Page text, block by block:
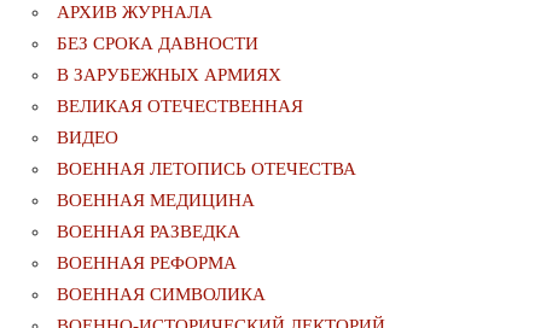
АРХИВ ЖУРНАЛА
БЕЗ СРОКА ДАВНОСТИ
В ЗАРУБЕЖНЫХ АРМИЯХ
ВЕЛИКАЯ ОТЕЧЕСТВЕННАЯ
ВИДЕО
ВОЕННАЯ ЛЕТОПИСЬ ОТЕЧЕСТВА
ВОЕННАЯ МЕДИЦИНА
ВОЕННАЯ РАЗВЕДКА
ВОЕННАЯ РЕФОРМА
ВОЕННАЯ СИМВОЛИКА